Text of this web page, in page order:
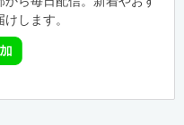
します。